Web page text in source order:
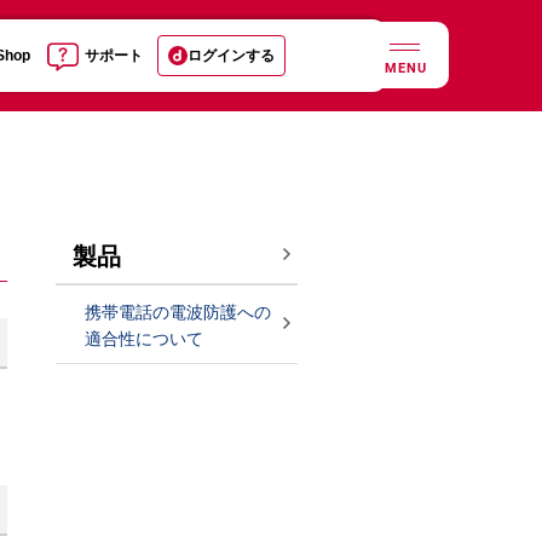
サポート ログインする
MENU
製品
携帯電話の電波防護への
適合性について